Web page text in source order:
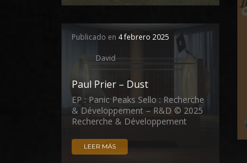
Publicado en 4 febrero 2025
David
Paul Prier – Dust
EP : Panic Peaks Sello : Recherche
& Développement – R&D © 2025
Recherche & Développement
LEER MÁS